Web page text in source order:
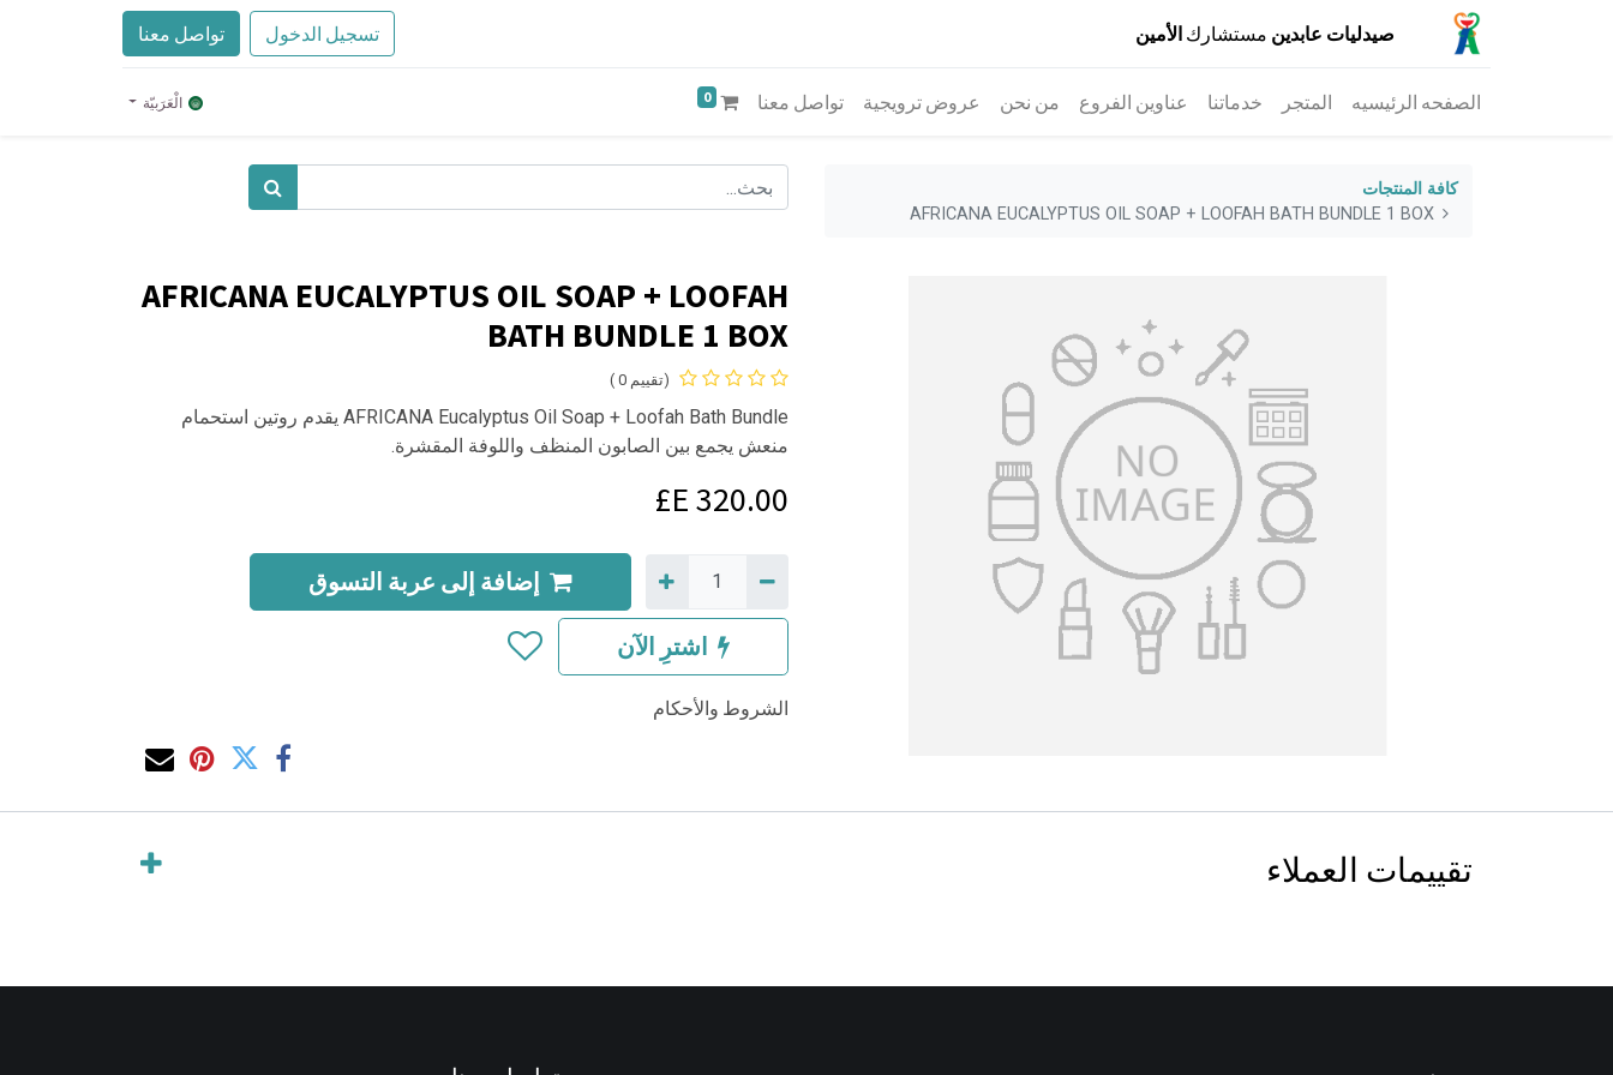
صيدليات عابدين مستشارك الأمين تسجيل الدخول تواصل معنا
الصفحه الرئيسيه المتجر خدماتنا عناوين الفروع من نحن عروض ترويجية تواصل معنا 0 الْعَرَبيّة
كافة المنتجات
AFRICANA EUCALYPTUS OIL SOAP + LOOFAH BATH BUNDLE 1 BOX
AFRICANA EUCALYPTUS OIL SOAP + LOOFAH
BATH BUNDLE 1 BOX
(تقييم 0 )
AFRICANA Eucalyptus Oil Soap + Loofah Bath Bundle يقدم روتين استحمام
منعش يجمع بين الصابون المنظف واللوفة المقشرة.
320.00
إضافة إلى عربة التسوق
اشترِ الآن
الشروط والأحكام
تقييمات العملاء